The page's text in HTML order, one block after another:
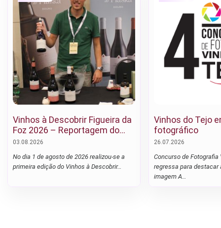
Vinhos à Descobrir Figueira da
Foz 2026 – Reportagem do
evento
03.08.2026
No dia 1 de agosto de 2026 realizou-se a
primeira edição do Vinhos à Descobrir…
Vinhos do Tejo
fotográfico
26.07.2026
Concurso de Fotografia
regressa para destacar
imagem A…